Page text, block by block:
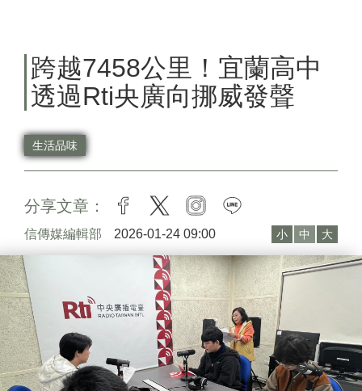
跨越7458公里！宜蘭高中
透過Rti央廣向挪威發聲
生活品味
分享文章： facebook
twitter instagram
信傳媒編輯部 2026-01-24 09:00 小 中 大